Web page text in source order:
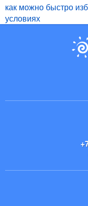
как можно быстро
условиях